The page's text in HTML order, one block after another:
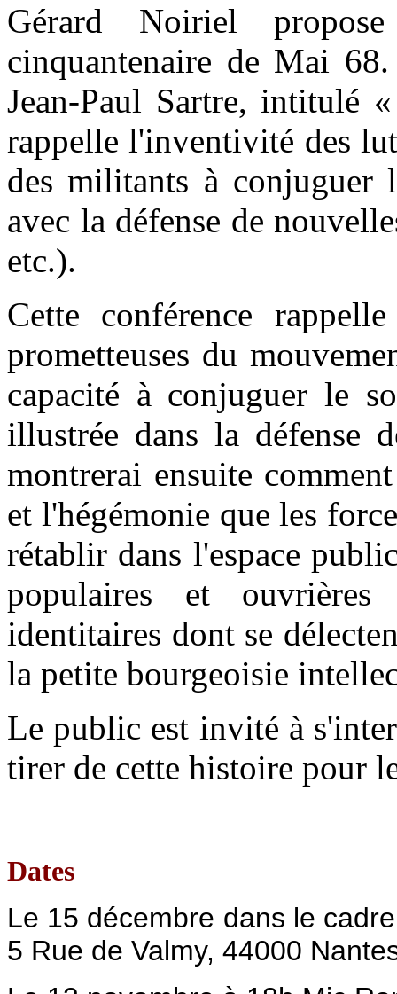
Gérard Noiriel
cinquantenaire de Mai
Jean-Paul Sartre, intitulé
rappelle l'inventivité des
des militants à conjuguer
avec la défense de
etc.).
Cette conférence
prometteuses du
capacité à conjuguer le
illustrée dans la défense
montrerai ensuite
et l'hégémonie que les
rétablir dans l'espace
populaires et
identitaires dont se
la petite bourgeoisie
Le public est invité à
tirer de cette histoire pour
Dates
Le 15 décembre dans le
5 Rue de Valmy, 44000